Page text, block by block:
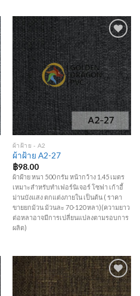
Add to
Wishlist
ผ้าฝ้าย - A2
ผ้าฝ้าย A2-27
฿98.00
ผ้าฝ้าย หนา 500 กรัม หน้ากว้าง 1.45 เมตร
เหมาะสำหรับทำเฟอร์นิเจอร์ โซฟา เก้าอี้
ม่านบังแสง ตกแต่งภายใน เป็นต้น ( ราคา
ขายยกม้วน ม้วนละ 70-120 หลา)(ความยาว
ต่อหลาอาจมีการเปลี่ยนแปลงตามรอบการ
ผลิต)